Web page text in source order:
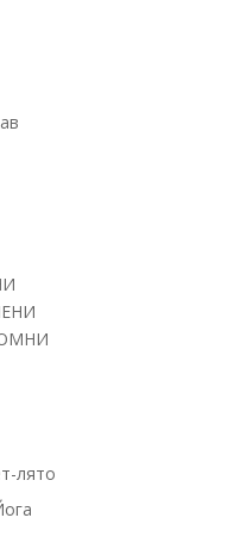
лято